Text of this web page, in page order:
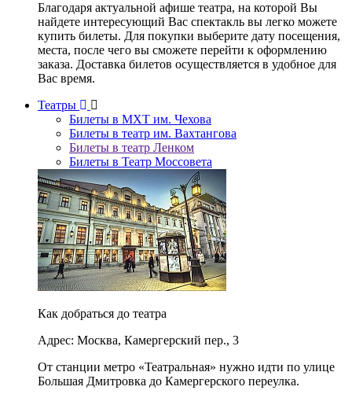
Благодаря актуальной афише театра, на которой Вы
найдете интересующий Вас спектакль вы легко можете
купить билеты. Для покупки выберите дату посещения,
места, после чего вы сможете перейти к оформлению
заказа. Доставка билетов осуществляется в удобное для
Вас время.
Театры
Билеты в МХТ им. Чехова
Билеты в театр им. Вахтангова
Билеты в театр Ленком
Билеты в Театр Моссовета
Как добраться до театра
Адрес: Москва, Камергерский пер., 3
От станции метро «Театральная» нужно идти по улице
Большая Дмитровка до Камергерского переулка.